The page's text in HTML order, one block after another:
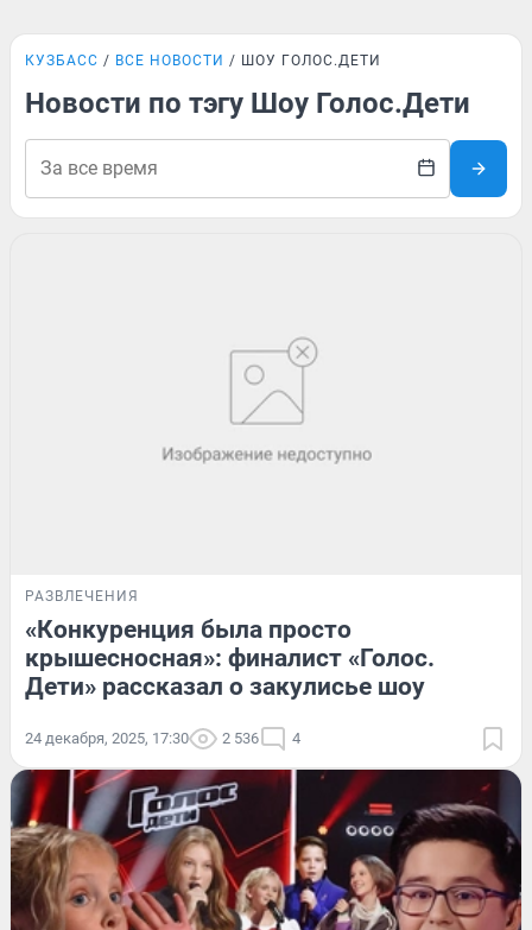
КУЗБАСС ВСЕ НОВОСТИ ШОУ ГОЛОС.ДЕТИ
Новости по тэгу Шоу Голос.Дети
РАЗВЛЕЧЕНИЯ
«Конкуренция была просто
крышесносная»: финалист «Голос.
Дети» рассказал о закулисье шоу
24 декабря, 2025, 17:30 2 536 4